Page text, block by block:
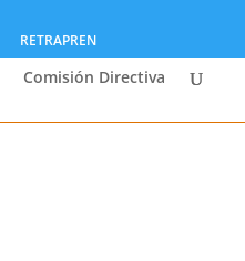
RETRAPREN
Comisión Directiva